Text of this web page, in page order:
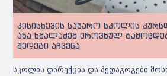
კისისხევის საჯარო სკოლის
ანა ხმალაძემ ეროვნულ
შედეგი აჩვენა
სკოლის დირექცია და პედაგოგები